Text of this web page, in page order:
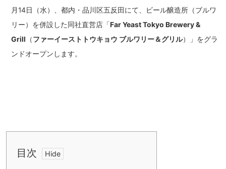
月14日（水）、都内・品川区五反田にて、ビール醸造所（ブルワ
リー）を併設した同社直営店「Far Yeast Tokyo Brewery &
Grill （ファーイーストトウキョウ ブルワリー＆グリル）」をグラ
ンドオープンします。
目次